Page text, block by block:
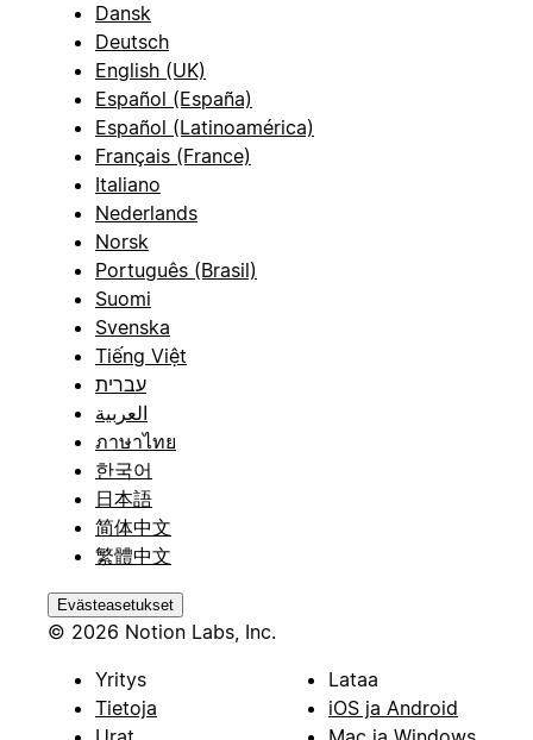
Dansk
Deutsch
English (UK)
Español (España)
Español (Latinoamérica)
Français (France)
Italiano
Nederlands
Norsk
Português (Brasil)
Suomi
Svenska
Tiếng Việt
עברית
العربية
ภาษาไทย
한국어
日本語
简体中文
繁體中文
Evästeasetukset
© 2026 Notion Labs, Inc.
Yritys
Tietoja
Lataa
iOS ja Android